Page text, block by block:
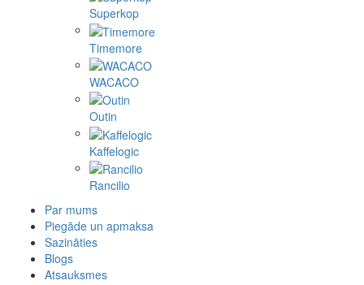
Superkop
Timemore
WACACO
Outin
Kaffelogic
Rancilio
Par mums
Piegāde un apmaksa
Sazināties
Blogs
Atsauksmes